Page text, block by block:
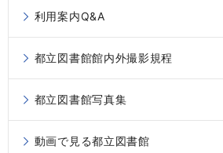
利用案内Q&A
都立図書館館内外撮影規程
都立図書館写真集
動画で見る都立図書館